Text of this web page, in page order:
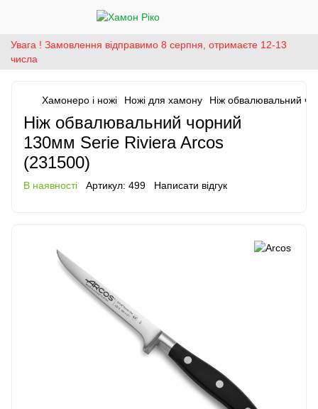
Увага ! Замовлення відправимо 8 серпня, отримаєте 12-13
числа
Хамонеро і ножі Ножі для хамону Ніж обвалювальний
Ніж обвалювальний чорний
130мм Serie Riviera Arcos
(231500)
В наявності Артикул: 499 Написати відгук